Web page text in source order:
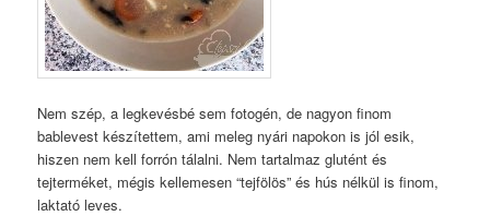
Nem szép, a legkevésbé sem fotogén, de nagyon finom
bablevest készítettem, ami meleg nyári napokon is jól esik,
hiszen nem kell forrón tálalni. Nem tartalmaz glutént és
tejterméket, mégis kellemesen “tejfölös” és hús nélkül is finom,
laktató leves.